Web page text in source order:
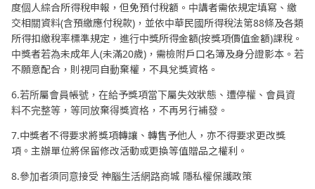
度個人綜合所得稅申報，但免預付稅額。中講者需依規定填寫、繳
交相關資料(含預繳應付稅款)，並依中華民國所得稅法第88條及各類
所得扣繳稅率標準規定，進行中獎所得金額(按獎項價值金額)課稅。
中獎者若為未成年人(未滿20歲)，需檢附戶口名簿及身分證影本。若
不願意配合，則視同自動棄權，不具兌獎資格。
6.若所屬會員帳號，在給予獎項當下屬失效狀態、遭停權、會員資
料不完整等，等同放棄得獎資格，不再另行補發。
7.中獎者不得要求將獎項轉讓、轉售予他人，亦不得要求更改獎
項。主辦單位將保留修改活動或更換等值贈品之權利。
8.參加者須同意接受 神腦生活網路商城 隱私權保護政策